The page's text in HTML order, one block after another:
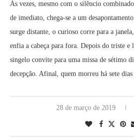
Às vezes, mesmo com o silêncio
de imediato, chega-se a um
surge distante, o curioso corre para a
enfia a cabeça para fora. Depois do triste e
singelo convite para uma missa de sétimo
decepção. Afinal, quem morreu há sete dias
28 de março de 2019